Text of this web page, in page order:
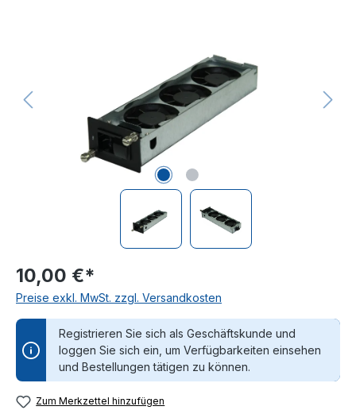
10,00 €*
Preise exkl. MwSt. zzgl. Versandkosten
Registrieren Sie sich als Geschäftskunde und
loggen Sie sich ein, um Verfügbarkeiten einsehen
und Bestellungen tätigen zu können.
Zum Merkzettel hinzufügen